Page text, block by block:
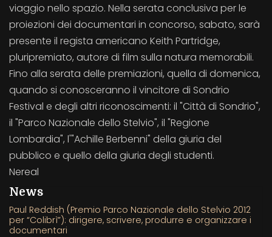
viaggio nello spazio. Nella serata conclusiva per le
proiezioni dei documentari in concorso, sabato, sarà
presente il regista americano Keith Partridge,
pluripremiato, autore di film sulla natura memorabili.
Fino alla serata delle premiazioni, quella di domenica,
quando si conosceranno il vincitore di Sondrio
Festival e degli altri riconoscimenti: il "Città di Sondrio",
il "Parco Nazionale dello Stelvio", il "Regione
Lombardia", l'"Achille Berbenni" della giuria del
pubblico e quello della giuria degli studenti.
Nereal
News
Paul Reddish (Premio Parco Nazionale dello Stelvio 2012
per “Colibrì”): dirigere, scrivere, produrre e organizzare i
documentari